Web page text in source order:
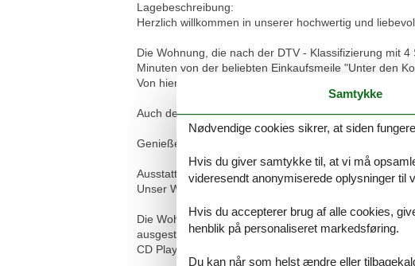
Lagebeschreibung:
Herzlich willkommen in unserer hochwertig und
Die Wohnung, die nach der DTV - Klassifizierung mit
Minuten von der beliebten Einkaufsmeile "Unter den
Von hier sind es nur noch wenige Schritte bis zu der
Auch der nahe gelegene, beide Ortsteile verbindende
Genießen Sie auch in der kalten Jahreszeit das
Ausstattungen:
Unser Wunsch ist es, dass Sie sich als Gast in unserer
Die Wohnung ist im 1. Obergeschoss gelegen und
ausgestattet mit einem gemütlichen Sofa, einem
CD Player sowie einem DVD Player.
Samtykke
Nødvendige cookies sikrer, at siden
Hvis du giver samtykke til, at vi må
videresendt anonymiserede oplysninger til
Hvis du accepterer brug af alle cookies,
henblik på personaliseret markedsføring.
Du kan når som helst ændre eller